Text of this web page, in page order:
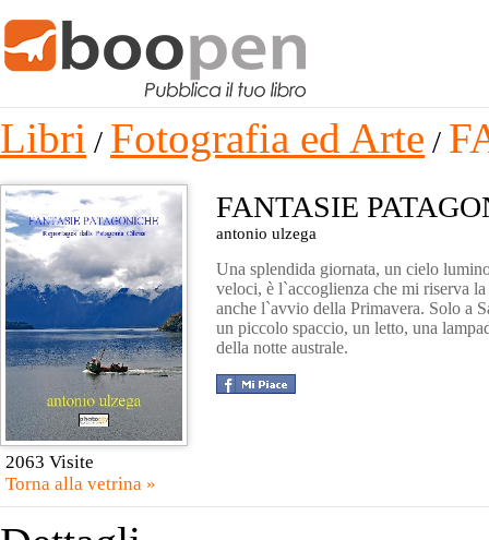
Libri / Fotografia ed Arte /
2063 Visite
Torna alla vetrina »
FANTASIE
antonio ulzega
Una splendida giornata, un cielo
veloci, è l`accoglienza che mi riserva
anche l`avvio della Primavera. Solo a
un piccolo spaccio, un letto, una
della notte australe.